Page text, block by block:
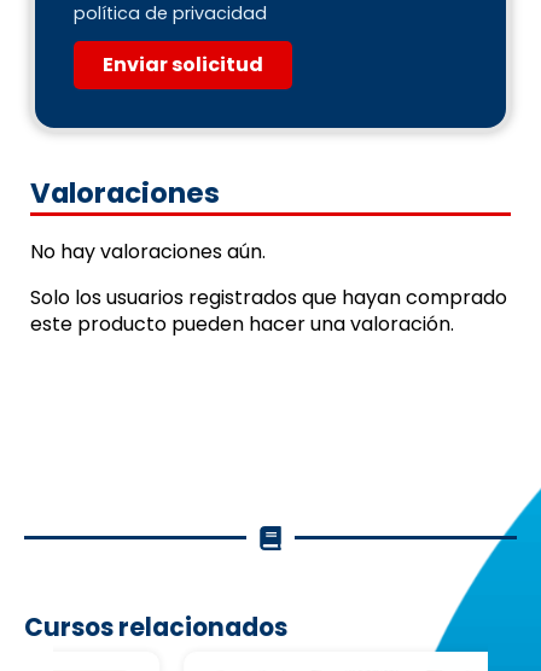
política de privacidad
Enviar solicitud
Valoraciones
No hay valoraciones aún.
Solo los usuarios registrados que hayan comprado
este producto pueden hacer una valoración.
Cursos relacionados